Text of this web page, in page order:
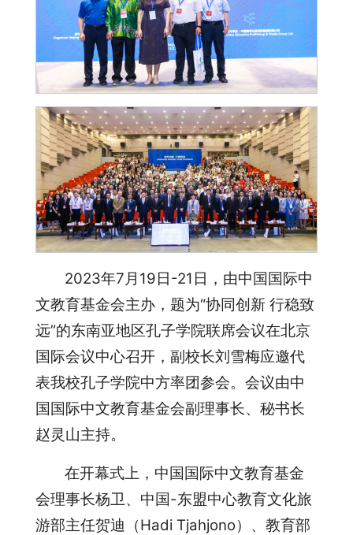
2023年7月19日-21日，由中国国际中
文教育基金会主办，题为“协同创新 行稳致
远”的东南亚地区孔子学院联席会议在北京
国际会议中心召开，副校长刘雪梅应邀代
表我校孔子学院中方率团参会。会议由中
国国际中文教育基金会副理事长、秘书长
赵灵山主持。
在开幕式上，中国国际中文教育基金
会理事长杨卫、中国-东盟中心教育文化旅
游部主任贺迪（Hadi Tjahjono）、教育部